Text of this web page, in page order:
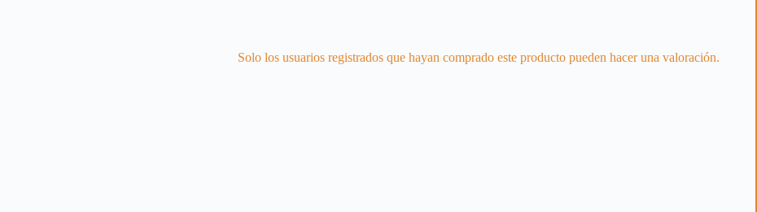
Solo los usuarios registrados que hayan comprado este producto pueden hacer una valoración.